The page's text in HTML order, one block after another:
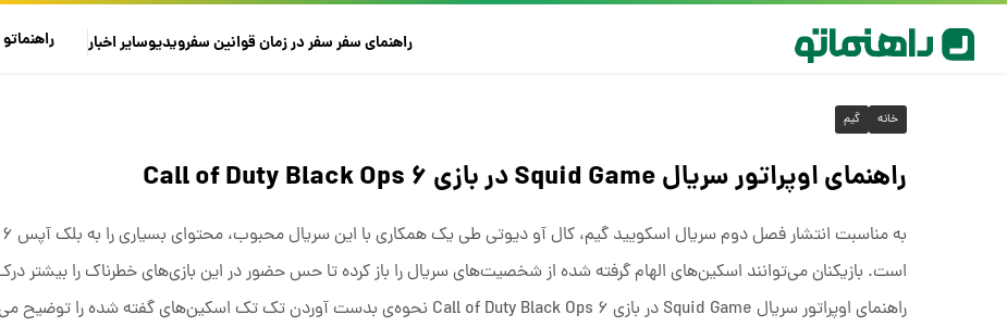
راهنمای سفرسفر در زمانقوانین سفرویدیوسایراخبار راهنماتو
خانه گیم
راهنمای اوپراتور سریال Squid Game در بازی Call of Duty Black Ops ۶
است. بازیکنان می‌توانند اسکین‌های الهام گرفته شده از شخصیت‌های سریال را باز کرده تا حس حضور در این بازی‌های خطرناک را بیشتر
راهنمای اوپراتور سریال Squid Game در بازی Call of Duty Black Ops ۶ نحوه‌ی بدست آوردن تک تک اسکین‌های گفته شده را توضیح می‌دهد.